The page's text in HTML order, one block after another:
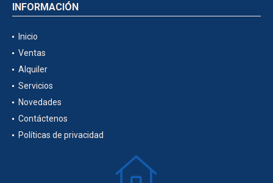
INFORMACIÓN
Inicio
Ventas
Alquiler
Servicios
Novedades
Contáctenos
Políticas de privacidad